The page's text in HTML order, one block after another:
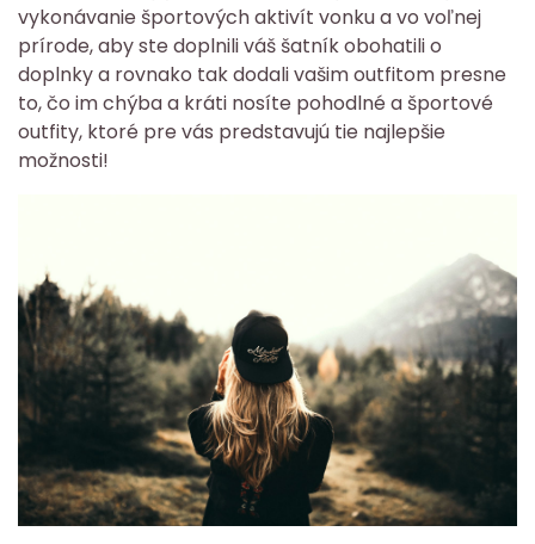
vykonávanie športových aktivít vonku a vo voľnej
prírode, aby ste doplnili váš šatník obohatili o
doplnky a rovnako tak dodali vašim outfitom presne
to, čo im chýba a kráti nosíte pohodlné a športové
outfity, ktoré pre vás predstavujú tie najlepšie
možnosti!